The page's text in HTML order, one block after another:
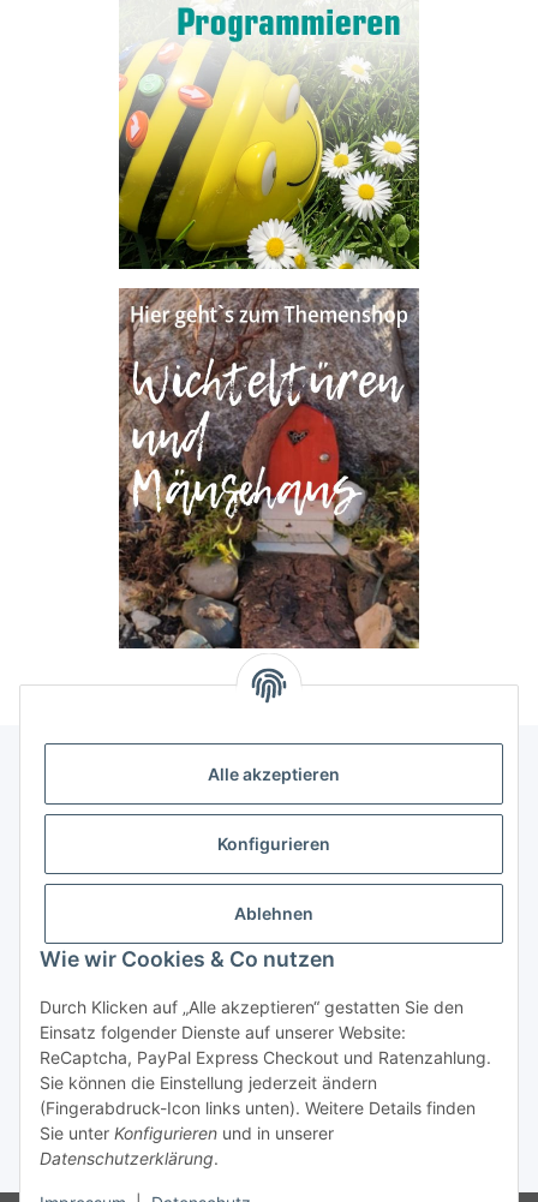
Alle akzeptieren
Konfigurieren
Ablehnen
Wie wir Cookies & Co nutzen
Durch Klicken auf „Alle akzeptieren“ gestatten Sie den
Einsatz folgender Dienste auf unserer Website:
ReCaptcha, PayPal Express Checkout und Ratenzahlung.
Sie können die Einstellung jederzeit ändern
(Fingerabdruck-Icon links unten). Weitere Details finden
Sie unter Konfigurieren und in unserer
Datenschutzerklärung.
Allgemeine Informationen
Rechtliche Infomationen
Service
Vertrag widerrufen
* Alle Preise inkl. gesetzlicher USt., zzgl.